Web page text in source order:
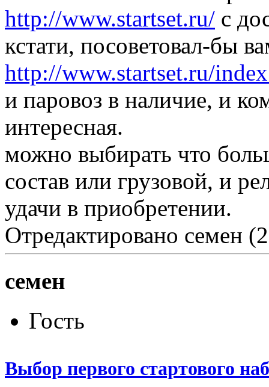
http://www.startset.ru/ с
кстати, посоветовал-бы
http://www.startset.ru/
и паровоз в наличие, и
интересная.
можно выбирать что
состав или грузовой, и
удачи в приобретении.
Отредактировано семен
семен
Гость
Выбор первого стартового